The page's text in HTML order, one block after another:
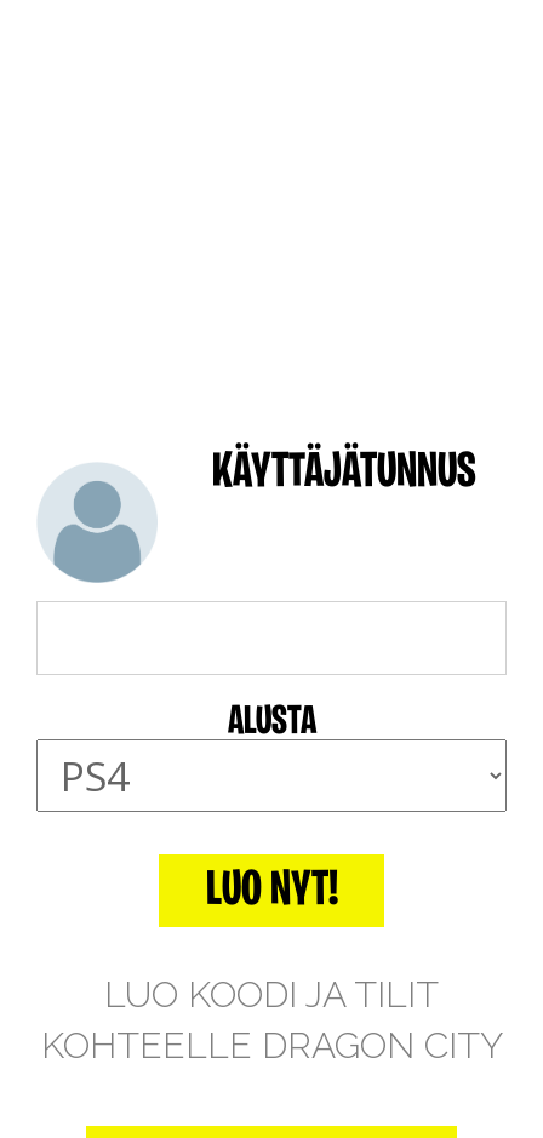
KÄYTTÄJÄTUNNUS
ALUSTA
LUO NYT!
LUO KOODI JA TILIT
KOHTEELLE DRAGON CITY